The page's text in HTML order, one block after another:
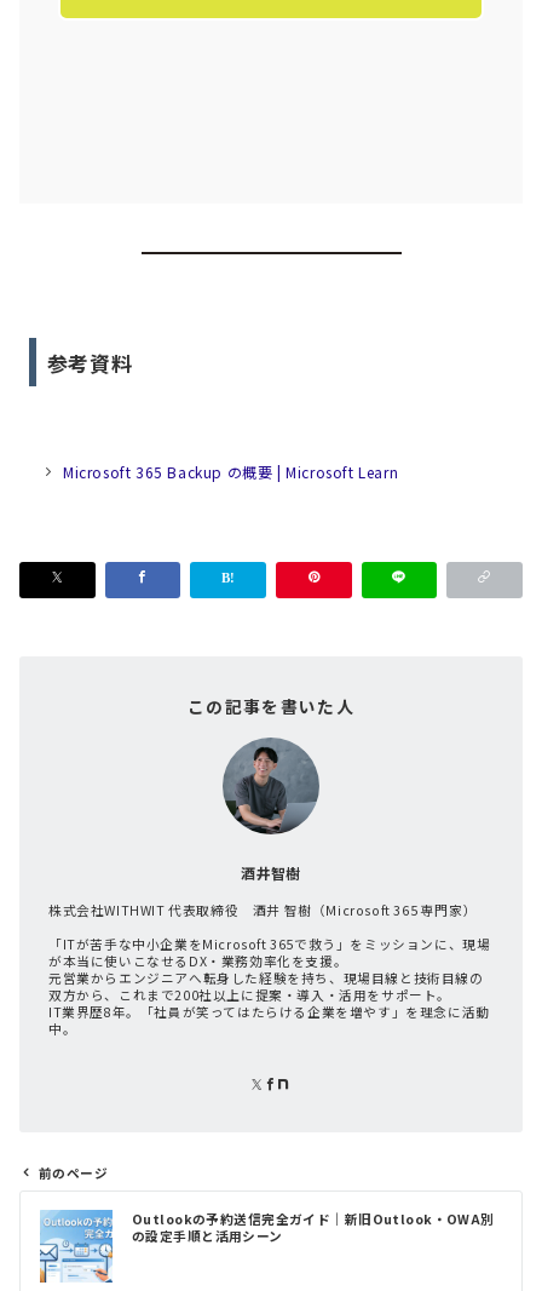
参考資料
Microsoft 365 Backup の概要 | Microsoft Learn
この記事を書いた人
酒井智樹
株式会社WITHWIT 代表取締役 酒井 智樹（Microsoft 365 専門家）
「ITが苦手な中小企業をMicrosoft 365で救う」をミッションに、現場
が本当に使いこなせるDX・業務効率化を支援。
元営業からエンジニアへ転身した経験を持ち、現場目線と技術目線の
双方から、これまで200社以上に提案・導入・活用をサポート。
IT業界歴8年。「社員が笑ってはたらける企業を増やす」を理念に活動
中。
前のページ
Outlookの予約送信完全ガイド｜新旧Outlook・OWA別
の設定手順と活用シーン